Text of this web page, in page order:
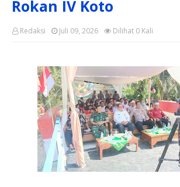
Rokan IV Koto
Redaksi Dilihat 0 Kali
Juli 09, 2026